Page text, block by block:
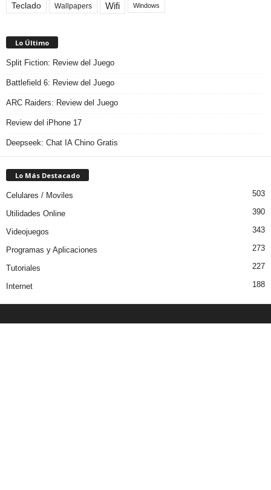
Teclado Wallpapers Wifi Windows
Lo Último
Split Fiction: Review del Juego
Battlefield 6: Review del Juego
ARC Raiders: Review del Juego
Review del iPhone 17
Deepseek: Chat IA Chino Gratis
Lo Más Destacado
Celulares / Moviles 503
Utilidades Online 390
Videojuegos 343
Programas y Aplicaciones 273
Tutoriales 227
Internet 188